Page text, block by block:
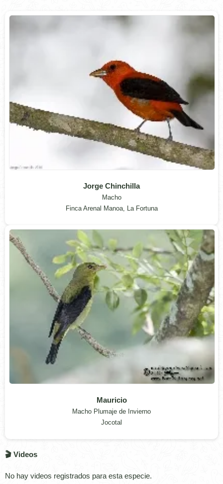
Jorge Chinchilla
Macho
Finca Arenal Manoa, La Fortuna
Mauricio
Macho Plumaje de Invierno
Jocotal
🎬 Videos
No hay videos registrados para esta especie.